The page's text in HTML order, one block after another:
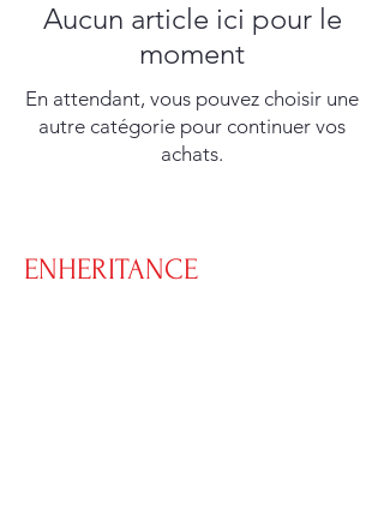
Aucun article ici pour le
moment
En attendant, vous pouvez choisir une
autre catégorie pour continuer vos
achats.
ENHERITANCE